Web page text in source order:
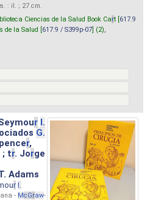
: il. ; 27 cm.
Ciencias de la Salud Book Cart [ 617.9
de la Salud [ 617.9 / S399p-07 ] (2),
r I.
G.
r,
; tr. Jorge
Adams
r I.
- McGraw-